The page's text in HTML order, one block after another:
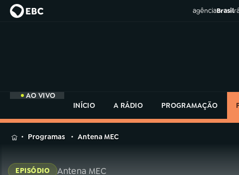
agênciaBrasil
AO VIVO
INÍCIO
A RÁDIO PROGRAMAÇÃO
MENU
na
Rádio
Programas Antena MEC
EPISÓDIO Antena MEC